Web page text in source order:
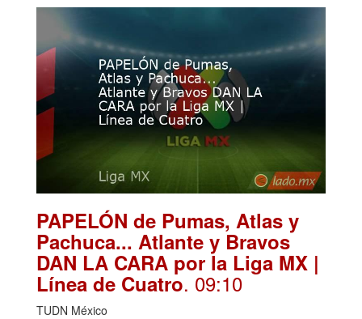
PAPELÓN de Pumas, Atlas y
Pachuca... Atlante y Bravos
DAN LA CARA por la Liga MX |
Línea de Cuatro. 09:10
TUDN México